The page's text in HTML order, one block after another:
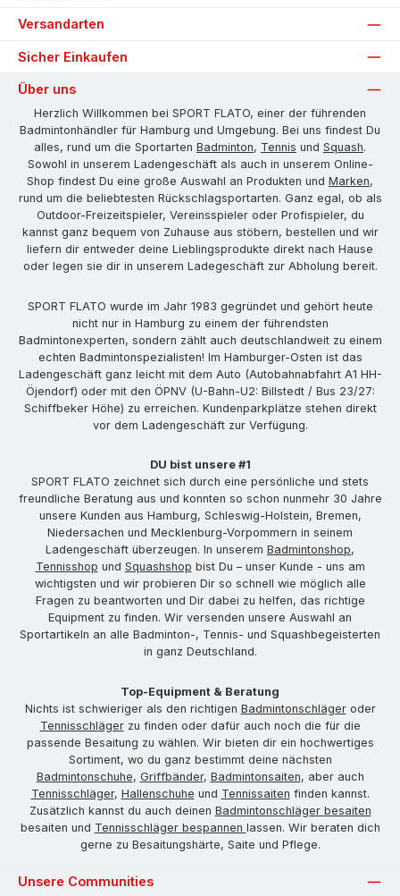
Versandarten
Sicher Einkaufen
Über uns
Herzlich Willkommen bei SPORT FLATO, einer der führenden
Badmintonhändler für Hamburg und Umgebung. Bei uns findest Du
alles, rund um die Sportarten Badminton, Tennis und Squash.
Sowohl in unserem Ladengeschäft als auch in unserem Online-
Shop findest Du eine große Auswahl an Produkten und Marken,
rund um die beliebtesten Rückschlagsportarten. Ganz egal, ob als
Outdoor-Freizeitspieler, Vereinsspieler oder Profispieler, du
kannst ganz bequem von Zuhause aus stöbern, bestellen und wir
liefern dir entweder deine Lieblingsprodukte direkt nach Hause
oder legen sie dir in unserem Ladegeschäft zur Abholung bereit.
SPORT FLATO wurde im Jahr 1983 gegründet und gehört heute
nicht nur in Hamburg zu einem der führendsten
Badmintonexperten, sondern zählt auch deutschlandweit zu einem
echten Badmintonspezialisten! Im Hamburger-Osten ist das
Ladengeschäft ganz leicht mit dem Auto (Autobahnabfahrt A1 HH-
Öjendorf) oder mit den ÖPNV (U-Bahn-U2: Billstedt / Bus 23/27:
Schiffbeker Höhe) zu erreichen. Kundenparkplätze stehen direkt
vor dem Ladengeschäft zur Verfügung.
DU bist unsere #1
SPORT FLATO zeichnet sich durch eine persönliche und stets
freundliche Beratung aus und konnten so schon nunmehr 30 Jahre
unsere Kunden aus Hamburg, Schleswig-Holstein, Bremen,
Niedersachen und Mecklenburg-Vorpommern in seinem
Ladengeschäft überzeugen. In unserem Badmintonshop,
Tennisshop und Squashshop bist Du – unser Kunde - uns am
wichtigsten und wir probieren Dir so schnell wie möglich alle
Fragen zu beantworten und Dir dabei zu helfen, das richtige
Equipment zu finden. Wir versenden unsere Auswahl an
Sportartikeln an alle Badminton-, Tennis- und Squashbegeisterten
in ganz Deutschland.
Top-Equipment & Beratung
Nichts ist schwieriger als den richtigen Badmintonschlägeroder
Tennisschlägerzu finden oder dafür auch noch die für die
passende Besaitung zu wählen. Wir bieten dir ein hochwertiges
Sortiment, wo du ganz bestimmt deine nächsten
Badmintonschuhe, Griffbänder, Badmintonsaiten, aber auch
Tennisschläger, Hallenschuhe und Tennissaiten finden kannst.
Zusätzlich kannst du auch deinen Badmintonschläger besaiten
besaiten und Tennisschläger bespannen lassen. Wir beraten dich
gerne zu Besaitungshärte, Saite und Pflege.
Unsere Communities